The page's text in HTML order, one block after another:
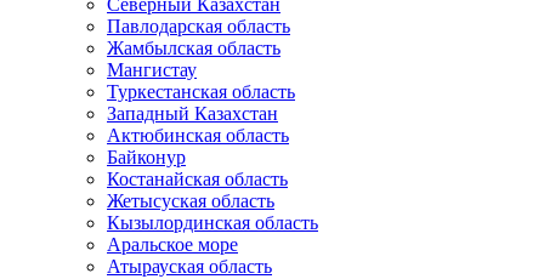
Северный Казахстан
Павлодарская область
Жамбылская область
Мангистау
Туркестанская область
Западный Казахстан
Актюбинская область
Байконур
Костанайская область
Жетысуская область
Кызылординская область
Аральское море
Атырауская область